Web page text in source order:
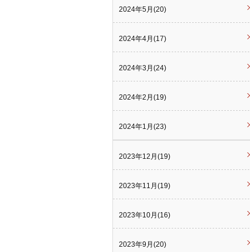
2024年5月(20)
2024年4月(17)
2024年3月(24)
2024年2月(19)
2024年1月(23)
2023年12月(19)
2023年11月(19)
2023年10月(16)
2023年9月(20)